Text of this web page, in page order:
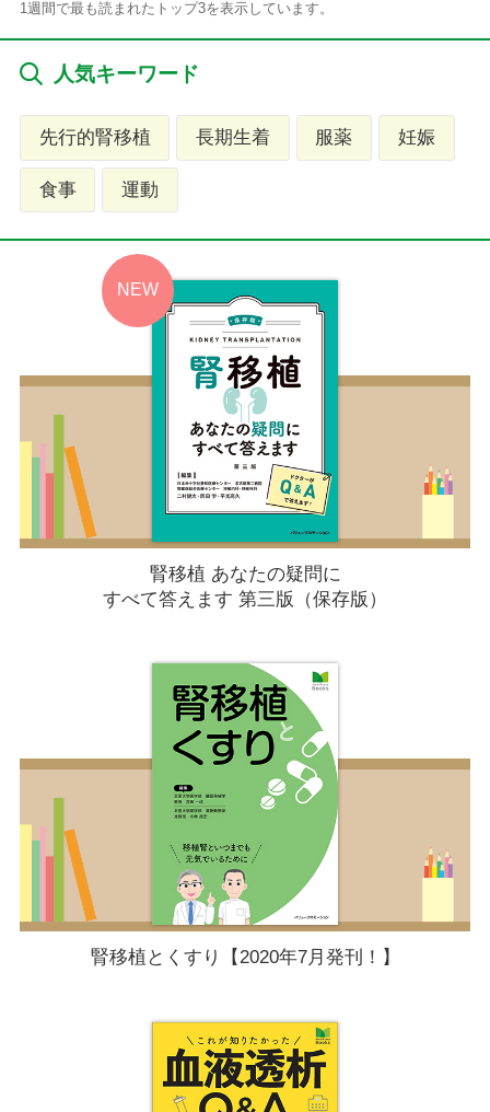
1週間で最も読まれたトップ3を表示しています。
人気キーワード
先行的腎移植 長期生着 服薬 妊娠
食事 運動
腎移植 あなたの疑問に
すべて答えます 第三版（保存版）
腎移植とくすり【2020年7月発刊！】